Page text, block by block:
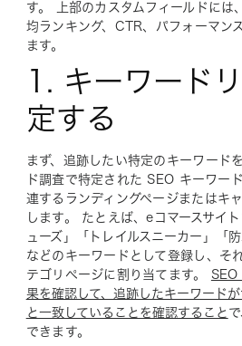
す。 上部のカスタムフィールドには
均ランキング、CTR、パフォーマン
ます。
1. キーワード
定する
まず、追跡したい特定のキーワード
ド調査で特定された SEO キーワー
連するランディングページまたはキ
します。 たとえば、eコマースサイ
ューズ」「トレイルスニーカー」「
などのキーワードとして登録し、そ
テゴリページに割り当てます。 SEO
果を確認して、追跡したキーワード
と一致していることを確認すること
できます。